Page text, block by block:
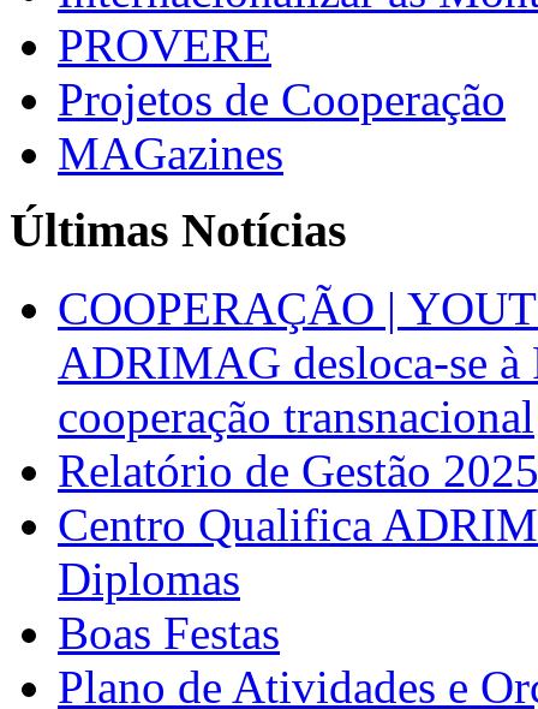
PROVERE
Projetos de Cooperação
MAGazines
Últimas Notícias
COOPERAÇÃO |
ADRIMAG desloca-se
cooperação transnacional
Relatório de Gestão 2025
Centro Qualifica
Diplomas
Boas Festas
Plano de Atividades e